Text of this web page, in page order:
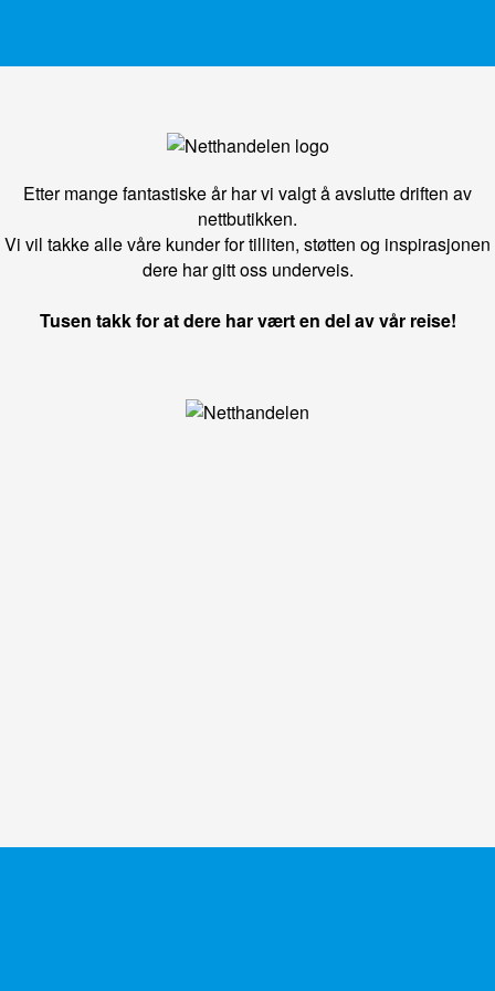
Etter mange fantastiske år har vi valgt å avslutte driften av
nettbutikken.
Vi vil takke alle våre kunder for tilliten, støtten og inspirasjonen
dere har gitt oss underveis.
Tusen takk for at dere har vært en del av vår reise!